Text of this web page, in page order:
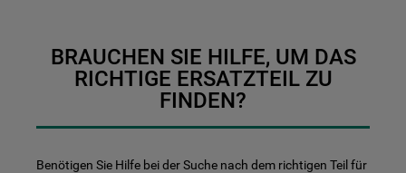
BRAUCHEN SIE HILFE, UM DAS
RICHTIGE ERSATZTEIL ZU
FINDEN?
Benötigen Sie Hilfe bei der Suche nach dem richtigen Teil für